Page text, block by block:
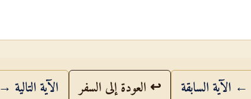
← الآية السابقة ↩ العودة إلى السفر الآية التالية →